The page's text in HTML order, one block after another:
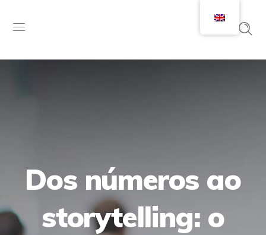
Dos números ao
storytelling: o